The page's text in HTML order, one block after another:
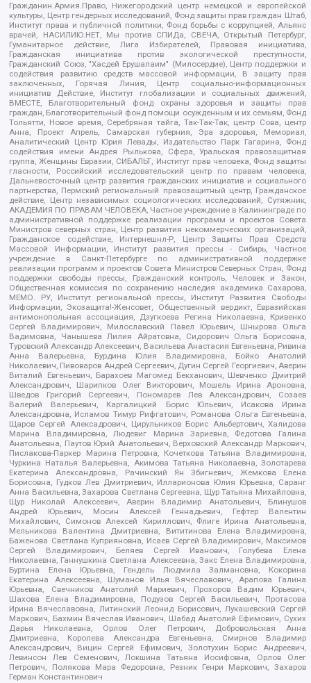
Гражданин.Армия.Право, Нижегородский центр немецкой и европейской
культуры, Центр гендерных исследований, Фонд защиты прав граждан Штаб,
Институт права и публичной политики, Фонд борьбы с коррупцией, Альянс
врачей, НАСИЛИЮ.НЕТ, Мы против СПИДа, СВЕЧА, Открытый Петербург,
Гуманитарное действие, Лига Избирателей, Правовая инициатива,
Гражданская инициатива против экологической преступности,
Гражданский Союз, "Хасдей Ерушалаим" (Милосердие), Центр поддержки и
содействия развитию средств массовой информации, В защиту прав
заключенных, Горячая Линия, Центр социально-информационных
инициатив Действие, Институт глобализации и социальных движений,
ВМЕСТЕ, Благотворительный фонд охраны здоровья и защиты прав
граждан, Благотворительный фонд помощи осужденным и их семьям, Фонд
Тольятти, Новое время, Серебряная тайга, Так-Так-Так, центр Сова, центр
Анна, Проект Апрель, Самарская губерния, Эра здоровья, Мемориал,
Аналитический Центр Юрия Левады, Издательство Парк Гагарина, Фонд
содействия имени Андрея Рылькова, Сфера, Уральская правозащитная
группа, Женщины Евразии, СИБАЛЬТ, Институт прав человека, Фонд защиты
гласности, Российский исследовательский центр по правам человека,
Дальневосточный центр развития гражданских инициатив и социального
партнерства, Пермский региональный правозащитный центр, Гражданское
действие, Центр независимых социологических исследований, Сутяжник,
АКАДЕМИЯ ПО ПРАВАМ ЧЕЛОВЕКА, Частное учреждение в Калининграде по
административной поддержке реализации программ и проектов Совета
Министров северных стран, Центр развития некоммерческих организаций,
Гражданское содействие, Интернешнл-Р, Центр Защиты Прав Средств
Массовой Информации, Институт развития прессы - Сибирь, Частное
учреждение в Санкт-Петербурге по административной поддержке
реализации программ и проектов Совета Министров Северных Стран, Фонд
поддержки свободы прессы, Гражданский контроль, Человек и Закон,
Общественная комиссия по сохранению наследия академика Сахарова,
МЕМО. РУ, Институт региональной прессы, Институт Развития Свободы
Информации, Экозащита!-Женсовет, Общественный вердикт, Евразийская
антимонопольная ассоциация, Дзугкоева Регина Николаевна, Кривенко
Сергей Владимирович, Милославский Павел Юрьевич, Шнырова Ольга
Вадимовна, Чанышева Лилия Айратовна, Сидорович Ольга Борисовна,
Туровский Александр Алексеевич, Васильева Анастасия Евгеньевна, Ривина
Анна Валерьевна, Бурдина Юлия Владимировна, Бойко Анатолий
Николаевич, Пивоваров Андрей Сергеевич, Дугин Сергей Георгиевич, Аверин
Виталий Евгеньевич, Барахоев Магомед Бекханович, Шевченко Дмитрий
Александрович, Шарипков Олег Викторович, Мошель Ирина Ароновна,
Шведов Григорий Сергеевич, Пономарев Лев Александрович, Созаев
Валерий Валерьевич, Каргалицкий Борис Юльевич, Исакова Ирина
Александровна, Исламов Тимур Рифгатович, Романова Ольга Евгеньевна,
Щаров Сергей Алексадрович, Цирульников Борис Альбертович, Халидова
Марина Владимировна, Людевиг Марина Зариевна, Федотова Галина
Анатольевна, Паутов Юрий Анатольевич, Верховский Александр Маркович,
Пислакова-Паркер Марина Петровна, Кочеткова Татьяна Владимировна,
Чуркина Наталья Валерьевна, Акимова Татьяна Николаевна, Золотарева
Екатерина Александровна, Рачинский Ян Збигневич, Жемкова Елена
Борисовна, Гудков Лев Дмитриевич, Илларионова Юлия Юрьевна, Саранг
Анна Васильевна, Захарова Светлана Сергеевна, Щур Татьяна Михайловна,
Щур Николай Алексеевич, Аверин Владимир Анатольевич, Блинушов
Андрей Юрьевич, Мосин Алексей Геннадьевич, Гефтер Валентин
Михайлович, Симонов Алексей Кириллович, Флиге Ирина Анатольевна,
Мельникова Валентина Дмитриевна, Вититинова Елена Владимировна,
Баженова Светлана Куприяновна, Исаев Сергей Владимирович, Максимов
Сергей Владимирович, Беляев Сергей Иванович, Голубева Елена
Николаевна, Ганнушкина Светлана Алексеевна, Закс Елена Владимировна,
Буртина Елена Юрьевна, Гендель Людмила Залмановна, Кокорина
Екатерина Алексеевна, Шуманов Илья Вячеславович, Арапова Галина
Юрьевна, Свечников Анатолий Мариевич, Прохоров Вадим Юрьевич,
Шахова Елена Владимировна, Подузов Сергей Васильевич, Протасова
Ирина Вячеславовна, Литинский Леонид Борисович, Лукашевский Сергей
Маркович, Бахмин Вячеслав Иванович, Шабад Анатолий Ефимович, Сухих
Дарья Николаевна, Орлов Олег Петрович, Добровольская Анна
Дмитриевна, Королева Александра Евгеньевна, Смирнов Владимир
Александрович, Вицин Сергей Ефимович, Золотухин Борис Андреевич,
Левинсон Лев Семенович, Локшина Татьяна Иосифовна, Орлов Олег
Петрович, Полякова Мара Федоровна, Резник Генри Маркович, Захаров
Герман Константинович